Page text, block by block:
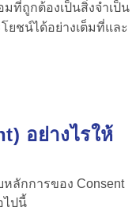
ที่ถูกต้องเป็นสิ่งจำเป็น
ยชน์ได้อย่างเต็มที่และ
อย่างไรให้
ลักการของ Consent
ไปนี้